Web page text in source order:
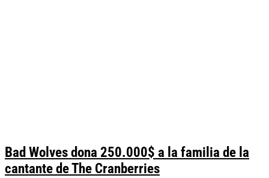
Bad Wolves dona 250.000$ a la familia de la
cantante de The Cranberries